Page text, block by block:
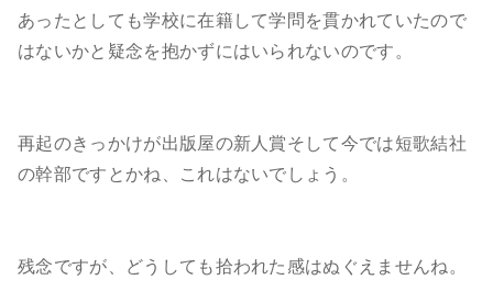
あったとしても学校に在籍して学問を貫かれていたので
はないかと疑念を抱かずにはいられないのです。
再起のきっかけが出版屋の新人賞そして今では短歌結社
の幹部ですとかね、これはないでしょう。
残念ですが、どうしても拾われた感はぬぐえませんね。